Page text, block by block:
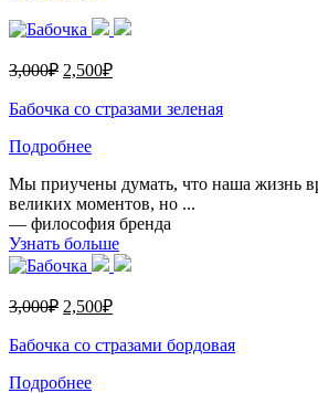
3,000₽ 2,500₽
Бабочка со стразами зеленая
Подробнее
Мы приучены думать, что наша жизнь
великих моментов, но ...
— философия бренда
Узнать больше
3,000₽ 2,500₽
Бабочка со стразами бордовая
Подробнее